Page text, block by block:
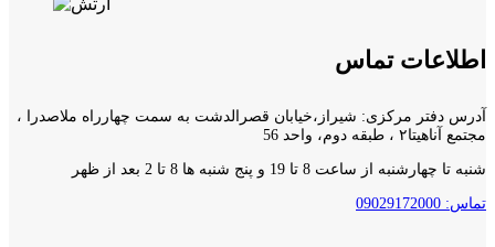
اطلاعات تماس
آدرس دفتر مرکزی: شیراز،خیابان قصرالدشت به سمت چهارراه ملاصدرا ،
مجتمع آناهیتا۲ ، طبقه دوم، واحد 56
شنبه تا چهارشنبه از ساعت 8 تا 19 و پنج شنبه ها 8 تا 2 بعد از ظهر
تماس: 09029172000